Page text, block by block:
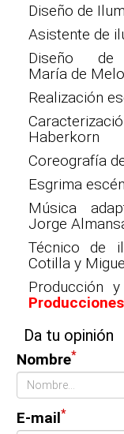
Diseño de
Asistente de
Diseño de
María de
Realización
Haberkorn
Coreografía
Esgrima
Música
Jorge
Técnico de
Cotilla y
Producción
Producciones
Da tu opinión
Nombre*
E-mail*